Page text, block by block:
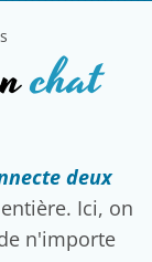
chat
deux
Ici, on
n'importe